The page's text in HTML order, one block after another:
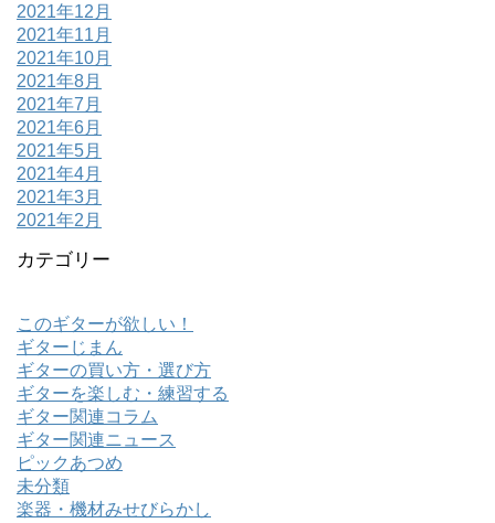
2021年12月
2021年11月
2021年10月
2021年8月
2021年7月
2021年6月
2021年5月
2021年4月
2021年3月
2021年2月
カテゴリー
このギターが欲しい！
ギターじまん
ギターの買い方・選び方
ギターを楽しむ・練習する
ギター関連コラム
ギター関連ニュース
ピックあつめ
未分類
楽器・機材みせびらかし